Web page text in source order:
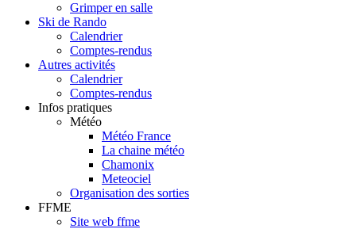
Grimper en salle
Ski de Rando
Calendrier
Comptes-rendus
Autres activités
Calendrier
Comptes-rendus
Infos pratiques
Météo
Météo France
La chaine météo
Chamonix
Meteociel
Organisation des sorties
FFME
Site web ffme